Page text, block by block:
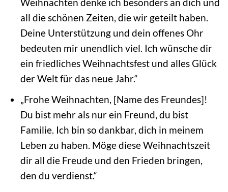
all die schönen Zeiten, die wir geteilt haben.
Deine Unterstützung und dein offenes Ohr
bedeuten mir unendlich viel. Ich wünsche dir
ein friedliches Weihnachtsfest und alles Glück
der Welt für das neue Jahr.“
„Frohe Weihnachten, [Name des Freundes]!
Du bist mehr als nur ein Freund, du bist
Familie. Ich bin so dankbar, dich in meinem
Leben zu haben. Möge diese Weihnachtszeit
dir all die Freude und den Frieden bringen,
den du verdienst.“